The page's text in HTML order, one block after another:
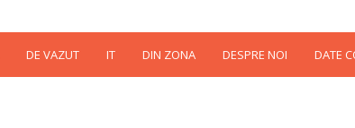
DE VAZUT IT DIN ZONA DESPRE NOI DATE